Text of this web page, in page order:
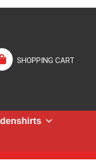
SHOPPING CART